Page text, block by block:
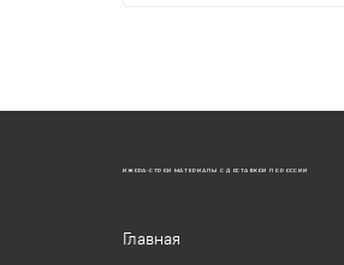
ИЖОРА-СТРОЙ МАТЕРИАЛЫ С ДОСТАВКОЙ ПО РОССИИ
Главная